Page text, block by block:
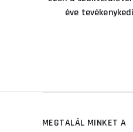
éve
MEGTALÁL MINKET A